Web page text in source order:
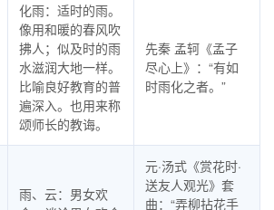
化雨：适时的雨。
像用和暖的春风吹
拂人；似及时的雨
水滋润大地一样。
比喻良好教育的普
遍深入。也用来称
颂师长的教诲。
先秦 孟轲《孟子
尽心上》：“有如
时雨化之者。”
雨、云：男女欢
元·汤式《赏花时·
送友人观光》套
曲：“弄柳拈花手